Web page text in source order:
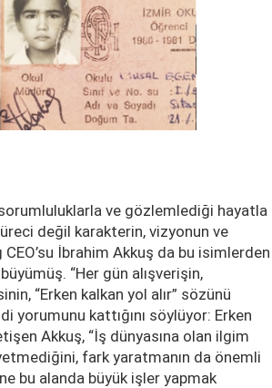
sorumluluklarla ve gözlemlediği hayatla
değil karakterin, vizyonun ve
İbrahim Akkuş da bu isimlerden
“Her gün alışverişin,
“Erken kalkan yol alır” sözünü
kattığını söylüyor: Erken
Akkuş, “İş dünyasına olan ilgim
fark yaratmanın da önemli
bu alanda büyük işler yapmak